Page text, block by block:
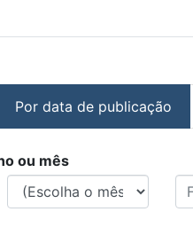
Por data de publicação
- Artigos
ou mês